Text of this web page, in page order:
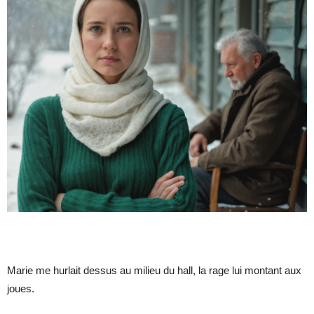
Marie me hurlait dessus au milieu du hall, la rage lui montant aux
joues.